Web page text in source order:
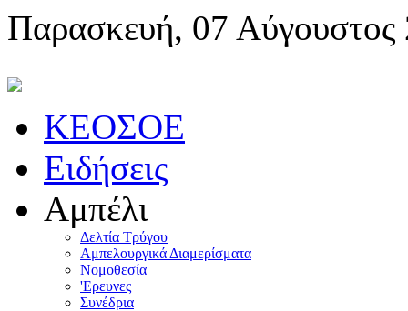
Παρασκευή, 07 Αύγουστος
KEOΣOE
Ειδήσεις
Αμπέλι
Δελτία Τρύγου
Αμπελουργικά Διαμερίσματα
Nομοθεσία
'Eρευνες
Συνέδρια